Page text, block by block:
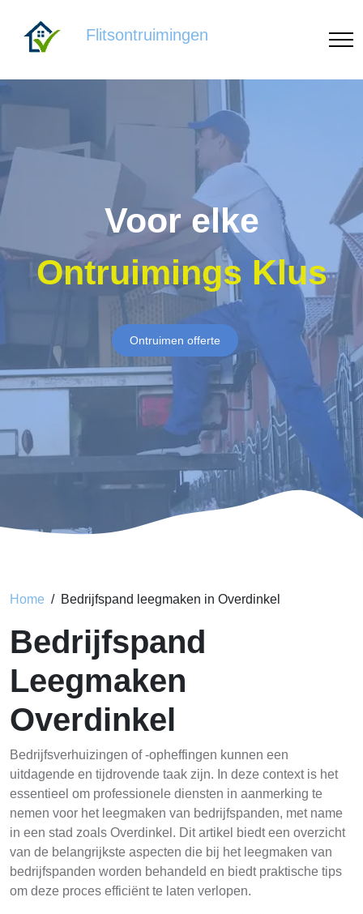
Flitsontruimingen
Voor elke
Ontruimings Klus
Ontruimen offerte
Home Bedrijfspand leegmaken in Overdinkel
Bedrijfspand
Leegmaken
Overdinkel
Bedrijfsverhuizingen of -opheffingen kunnen een
uitdagende en tijdrovende taak zijn. In deze context is het
essentieel om professionele diensten in aanmerking te
nemen voor het leegmaken van bedrijfspanden, met name
in een stad zoals Overdinkel. Dit artikel biedt een overzicht
van de belangrijkste aspecten die bij het leegmaken van
bedrijfspanden worden behandeld en biedt praktische tips
om deze proces efficiënt te laten verlopen.